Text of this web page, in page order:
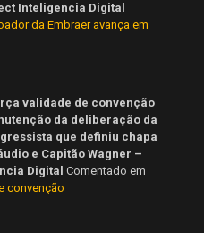
Inteligencia Digital
da Embraer avança em
validade de convenção
da deliberação da
que definiu chapa
e Capitão Wagner –
Digital Comentado em
convenção